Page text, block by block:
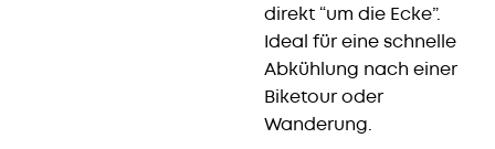
direkt “um die Ecke”.
Ideal für eine schnelle
Abkühlung nach einer
Biketour oder
Wanderung.